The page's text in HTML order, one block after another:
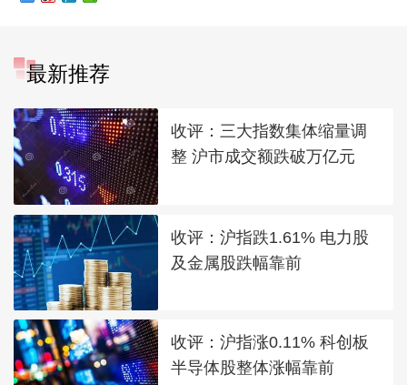
最新推荐
收评：三大指数集体缩量调
整 沪市成交额跌破万亿元
收评：沪指跌1.61% 电力股
及金属股跌幅靠前
收评：沪指涨0.11% 科创板
半导体股整体涨幅靠前